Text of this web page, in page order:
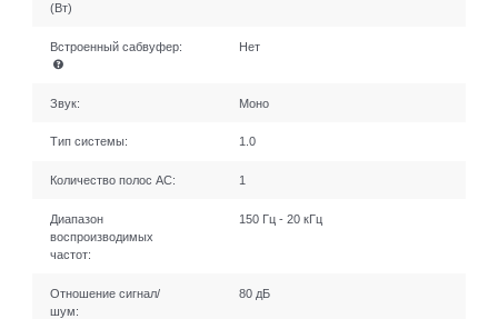
(Вт)
Встроенный сабвуфер: Нет
Звук: Моно
Тип системы: 1.0
Количество полос AC: 1
Диапазон
воспроизводимых
частот:
150 Гц - 20 кГц
Отношение сигнал/
шум:
80 дБ